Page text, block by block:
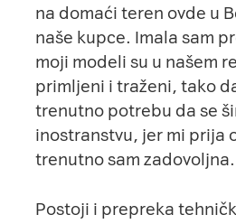
na domaći teren ovde u
naše kupce. Imala sam
moji modeli su u našem
primljeni i traženi, tako
trenutno potrebu da se
inostranstvu, jer mi prija
trenutno sam zadovoljna.
Postoji i prepreka